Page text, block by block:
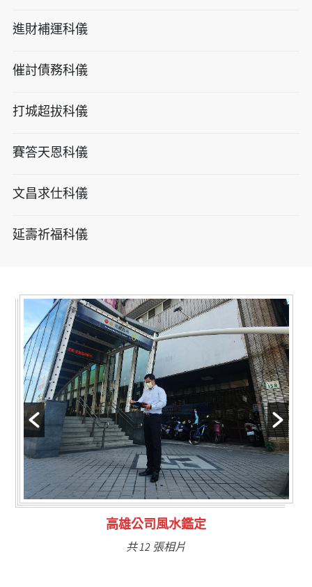
進財補運科儀
催討債務科儀
打城超拔科儀
賽答天恩科儀
文昌求仕科儀
延壽祈福科儀
林氏福主量子生基造命
共 6 張相片